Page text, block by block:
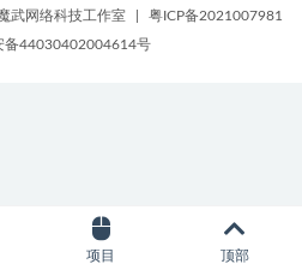
武网络科技工作室
粤ICP备2021007981
备44030402004614号
项目 顶部